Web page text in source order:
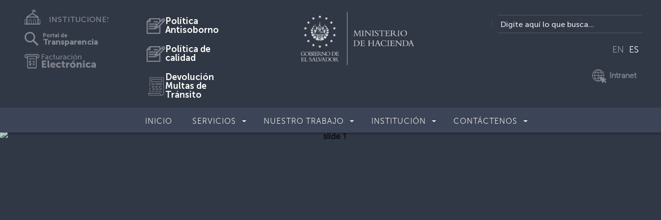
INSTITUCIONES
Portal de
Transparencia
Política
Antisoborno
Política de
calidad
Devolución
Multas de
Tránsito
EN ES
Intranet
INICIO SERVICIOS NUESTRO TRABAJO INSTITUCIÓN CONTÁCTENOS